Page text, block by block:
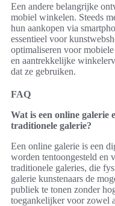
Een andere belangrijke
mobiel winkelen. Steeds
hun aankopen via
essentieel voor
optimaliseren voor
en aantrekkelijke
dat ze gebruiken.
FAQ
Wat is een online galerie
traditionele galerie?
Een online galerie is een
worden tentoongesteld en
traditionele galeries, die
galerie kunstenaars de
publiek te tonen zonder
toegankelijker voor zowel